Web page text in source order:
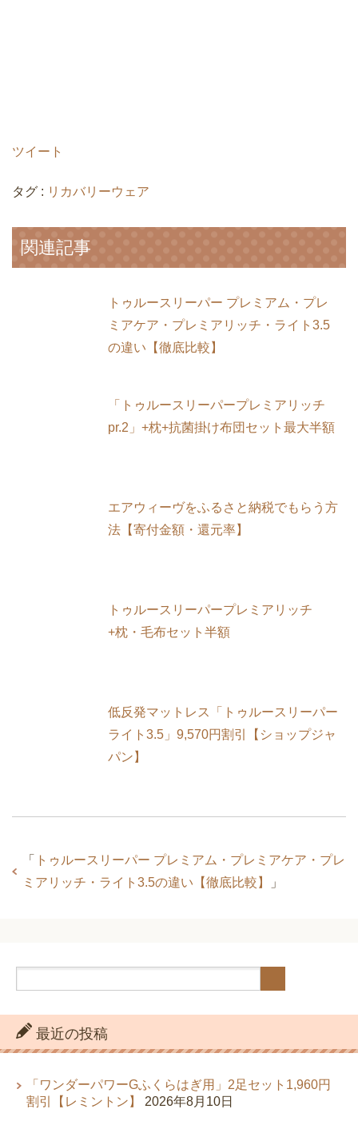
ツイート
タグ : リカバリーウェア
関連記事
トゥルースリーパー プレミアム・プレ
ミアケア・プレミアリッチ・ライト3.5
の違い【徹底比較】
「トゥルースリーパープレミアリッチ
pr.2」+枕+抗菌掛け布団セット最大半額
エアウィーヴをふるさと納税でもらう方
法【寄付金額・還元率】
トゥルースリーパープレミアリッチ
+枕・毛布セット半額
低反発マットレス「トゥルースリーパー
ライト3.5」9,570円割引【ショップジャ
パン】
「
トゥルースリーパー プレミアム・プレミアケア・プレ
ミアリッチ・ライト3.5の違い【徹底比較】
」
最近の投稿
「ワンダーパワーGふくらはぎ用」2足セット1,960円
割引【レミントン】
2026年8月10日